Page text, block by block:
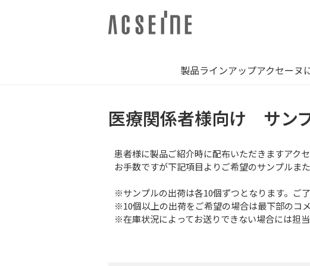
製品ラインアップアクセーヌ
医療関係者様向け サン
患者様に製品ご紹介時に配布いただきますアク
お手数ですが下記項目よりご希望のサンプルま
※サンプルの出荷は各10個ずつとなります。ご了
※10個以上の出荷をご希望の場合は最下部のコ
※在庫状況によってお送りできない場合には担当